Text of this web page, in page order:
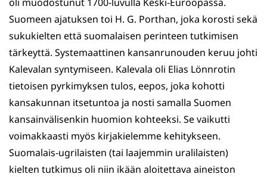
Suomeen ajatuksen toi H. G. Porthan, joka korosti sekä
sukukielten että suomalaisen perinteen tutkimisen
tärkeyttä. Systemaattinen kansanrunouden keruu johti
Kalevalan syntymiseen. Kalevala oli Elias Lönnrotin
tietoisen pyrkimyksen tulos, eepos, joka kohotti
kansakunnan itsetuntoa ja nosti samalla Suomen
kansainvälisenkin huomion kohteeksi. Se vaikutti
voimakkaasti myös kirjakielemme kehitykseen.
Suomalais-ugrilaisten (tai laajemmin uralilaisten)
kielten tutkimus oli niin ikään aloitettava aineiston